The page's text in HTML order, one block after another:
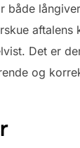
aftalens
Det er
og